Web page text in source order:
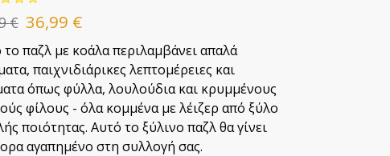
€ 36,99 €
παζλ με κοάλα περιλαμβάνει απαλά
παιχνιδιάρικες λεπτομέρειες και
όπως φύλλα, λουλούδια και κρυμμένους
φίλους - όλα κομμένα με λέιζερ από ξύλο
ποιότητας. Αυτό το ξύλινο παζλ θα γίνει
αγαπημένο στη συλλογή σας.